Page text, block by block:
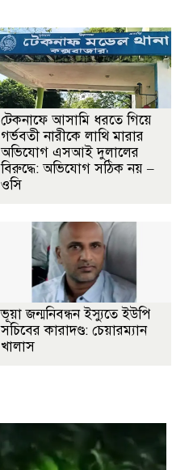
টেকনাফে আসামি ধরতে গিয়ে
গর্ভবতী নারীকে লাথি মারার
অভিযোগ এসআই দুলালের
বিরুদ্ধে: অভিযোগ সঠিক নয় –
ওসি
ভূয়া জন্মনিবন্ধন ইস্যুতে ইউপি
সচিবের কারাদণ্ড: চেয়ারম্যান
খালাস